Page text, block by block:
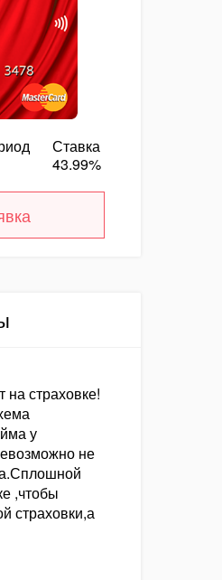
Ставка
43.99%
на страховке!
у
не
,чтобы
страховки,а